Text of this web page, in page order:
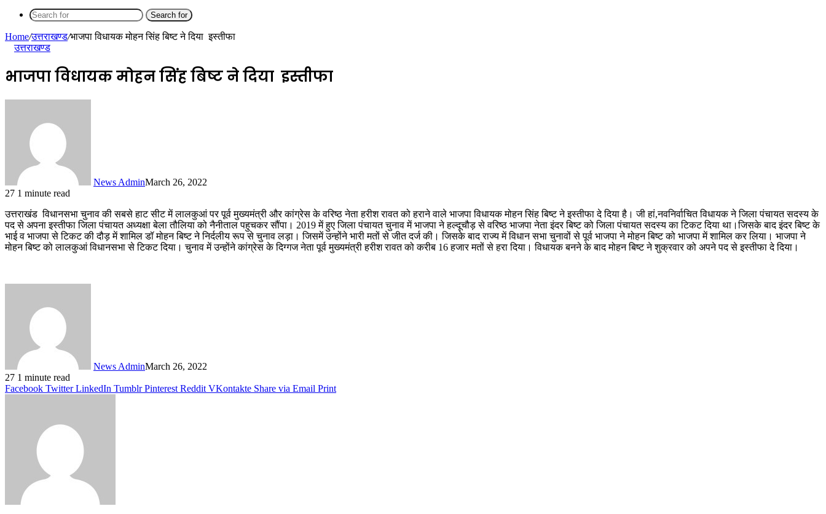
Search for
Home/उत्तराखण्ड/भाजपा विधायक मोहन सिंह बिष्ट ने दिया इस्तीफा
उत्तराखण्ड
भाजपा विधायक मोहन सिंह बिष्ट ने दिया इस्तीफा
News AdminMarch 26, 2022
27 1 minute read
उत्तराखंड विधानसभा चुनाव की सबसे हाट सीट में लालकुआं पर पूर्व मुख्यमंत्री और कांग्रेस के वरिष्ठ नेता हरीश रावत को हराने वाले भाजपा विधायक मोहन सिंह बिष्ट ने इस्तीफा दे दिया है। जी हां,नवनिर्वाचित विधायक ने जिला पंचायत सदस्य के
पद से अपना इस्तीफा जिला पंचायत अध्यक्षा बेला तौलिया को नैनीताल पहुचकर सौंपा। 2019 में हुए जिला पंचायत चुनाव में भाजपा ने हल्दूचौड़ से वरिष्ठ भाजपा नेता इंदर बिष्ट को जिला पंचायत सदस्य का टिकट दिया था।जिसके बाद इंदर बिष्ट के
भाई व भाजपा से टिकट की दौड़ में शामिल डॉ मोहन बिष्ट ने निर्दलीय रूप से चुनाव लड़ा। जिसमें उन्होंने भारी मतों से जीत दर्ज की। जिसके बाद राज्य में विधान सभा चुनावों से पूर्व भाजपा ने मोहन बिष्ट को भाजपा में शामिल कर लिया। भाजपा ने
मोहन बिष्ट को लालकुआं विधानसभा से टिकट दिया। चुनाव में उन्होंने कांग्रेस के दिग्गज नेता पूर्व मुख्यमंत्री हरीश रावत को करीब 16 हजार मतों से हरा दिया। विधायक बनने के बाद मोहन बिष्ट ने शुक्रवार को अपने पद से इस्तीफा दे दिया।
News AdminMarch 26, 2022
27 1 minute read
Facebook Twitter LinkedIn Tumblr Pinterest Reddit VKontakte Share via Email Print